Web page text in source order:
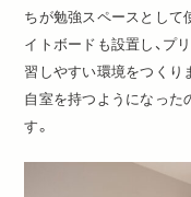
ちが勉強スペースとして
イトボードも設置し、プ
習しやすい環境をつくり
自室を持つようになった
す。